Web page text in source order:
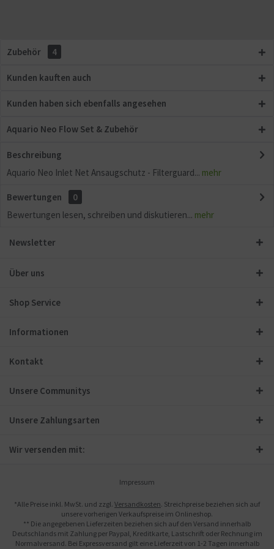
Zubehör 4
Kunden kauften auch
Kunden haben sich ebenfalls angesehen
Aquario Neo Flow Set & Zubehör
Beschreibung
Aquario Neo Inlet Net Ansaugschutz - Filterguard... mehr
Bewertungen
0
Bewertungen lesen, schreiben und diskutieren... mehr
Newsletter
Über uns
Shop Service
Informationen
Kontakt
Unsere Communitys
Unsere Zahlungsarten
Wir versenden mit:
Impressum
*Alle Preise inkl. MwSt. und zzgl. Versandkosten. Streichpreise beziehen sich auf
unsere vorherigen Verkaufspreise im Onlineshop.
** Die angegebenen Lieferzeiten beziehen sich auf den Versand innerhalb
Deutschlands mit Zahlung per Paypal, Kreditkarte, Lastschrift oder Rechnung im
Normalversand. Bei Expressversand gilt eine Lieferzeit von 1-2 Tagen innerhalb